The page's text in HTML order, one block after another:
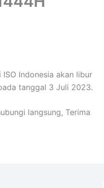
Indonesia akan libur
tanggal 3 Juli 2023.
langsung, Terima